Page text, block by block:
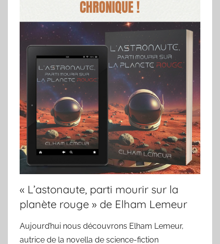
« L’astonaute, parti mourir sur la
planète rouge » de Elham Lemeur
Aujourd’hui nous découvrons Elham Lemeur,
autrice de la novella de science-fiction